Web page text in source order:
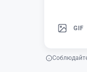
GIF